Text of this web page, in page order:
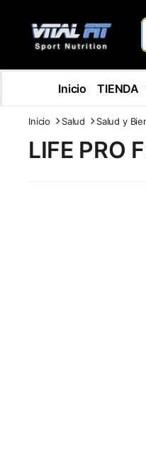
Inicio TIENDA
Inicio Salud Salud y
LIFE PRO